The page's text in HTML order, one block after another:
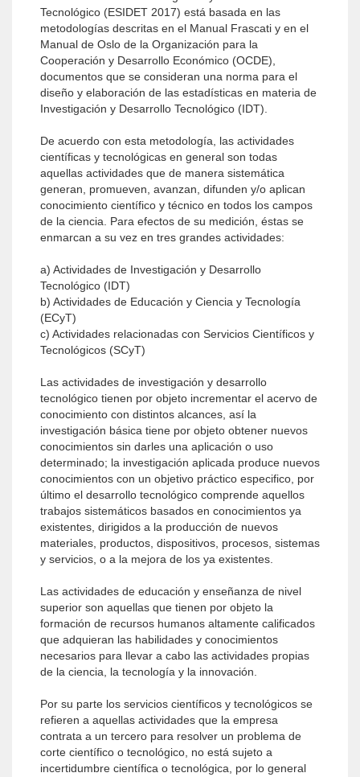
Tecnológico (ESIDET 2017) está basada en las
metodologías descri­tas en el Manual Frascati y en el
Manual de Oslo de la Organización para la
Cooperación y Desarrollo Económico (OCDE),
documentos que se consideran una norma para el
diseño y elaboración de las estadísticas en materia de
Investigación y Desarrollo Tecnológico (IDT).
De acuerdo con esta metodología, las actividades
científicas y tecnológicas en general son todas
aquellas acti­vidades que de manera sistemática
generan, promueven, avanzan, difunden y/o aplican
conocimiento científico y técnico en todos los campos
de la ciencia. Para efectos de su medición, éstas se
enmarcan a su vez en tres grandes actividades:
a) Actividades de Investigación y Desarrollo
Tecnológico (IDT)
b) Actividades de Educación y Ciencia y Tecnología
(ECyT)
c) Actividades relacionadas con Servicios Científicos y
Tecnológicos (SCyT)
Las actividades de investigación y desarrollo
tecnológico tienen por objeto incrementar el acervo de
conocimiento con distintos alcances, así la
investigación básica tiene por objeto obtener nuevos
conocimientos sin darles una aplicación o uso
determinado; la investigación aplicada produce nuevos
conocimientos con un objetivo práctico es­pecifico, por
último el desarrollo tecnológico comprende aquellos
trabajos sistemáticos basados en conocimientos ya
existentes, dirigidos a la producción de nuevos
materiales, productos, dispositivos, procesos, sistemas
y servicios, o a la mejora de los ya existentes.
Las actividades de educación y enseñanza de nivel
superior son aquellas que tienen por objeto la
formación de recursos humanos altamente calificados
que adquieran las habilidades y conocimientos
necesarios para llevar a cabo las actividades propias
de la ciencia, la tecnología y la innovación.
Por su parte los servicios científicos y tecnológicos se
refieren a aquellas actividades que la empresa
contrata a un tercero para resolver un problema de
corte científico o tecnológico, no está sujeto a
incertidumbre científica o tecnológica, por lo general